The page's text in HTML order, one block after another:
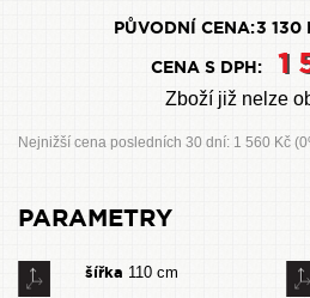
PŮVODNÍ CENA:3 130
CENA S DPH:
1
Zboží již nelze
Nejnižší cena posledních 30 dní: 1 560 Kč
PARAMETRY
šířka 110 cm